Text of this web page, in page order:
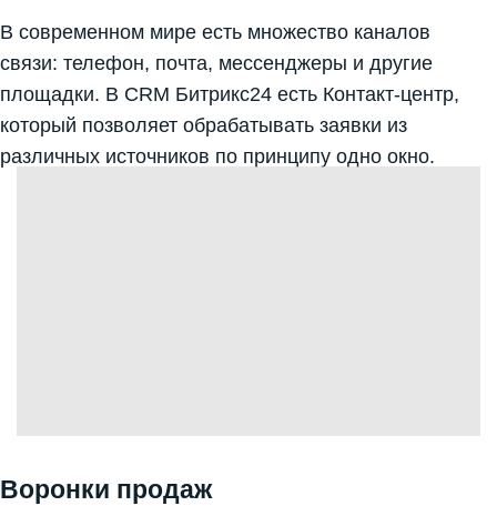
В современном мире есть множество каналов
связи: телефон, почта, мессенджеры и другие
площадки. В CRM Битрикс24 есть Контакт-центр,
который позволяет обрабатывать заявки из
различных источников по принципу одно окно.
Воронки продаж